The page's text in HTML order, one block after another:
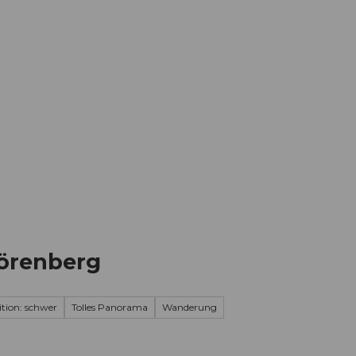
schwer Tolles Panorama Wanderung